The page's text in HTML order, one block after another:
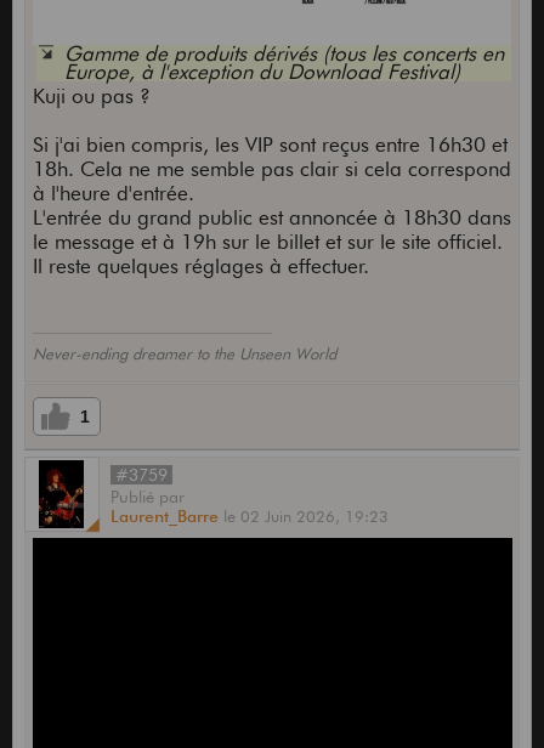
Gamme de produits dérivés (tous les concerts en
Europe, à l'exception du Download Festival)
Kuji ou pas ?
Si j'ai bien compris, les VIP sont reçus entre 16h30 et
18h. Cela ne me semble pas clair si cela correspond
à l'heure d'entrée.
L'entrée du grand public est annoncée à 18h30 dans
le message et à 19h sur le billet et sur le site officiel.
Il reste quelques réglages à effectuer.
Never-ending dreamer to the Unseen World
1
#3759
Publié par
Laurent_Barre le 02 Juin 2026, 19:23